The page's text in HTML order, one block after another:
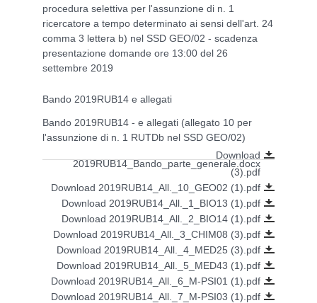
procedura selettiva per l'assunzione di n. 1
ricercatore a tempo determinato ai sensi dell'art. 24
comma 3 lettera b) nel SSD GEO/02 - scadenza
presentazione domande ore 13:00 del 26
settembre 2019
Bando 2019RUB14 e allegati
Bando 2019RUB14 - e allegati (allegato 10 per
l'assunzione di n. 1 RUTDb nel SSD GEO/02)
Download
2019RUB14_Bando_parte_generale.docx
(3).pdf
Download 2019RUB14_All._10_GEO02 (1).pdf
Download 2019RUB14_All._1_BIO13 (1).pdf
Download 2019RUB14_All._2_BIO14 (1).pdf
Download 2019RUB14_All._3_CHIM08 (3).pdf
Download 2019RUB14_All._4_MED25 (3).pdf
Download 2019RUB14_All._5_MED43 (1).pdf
Download 2019RUB14_All._6_M-PSI01 (1).pdf
Download 2019RUB14_All._7_M-PSI03 (1).pdf